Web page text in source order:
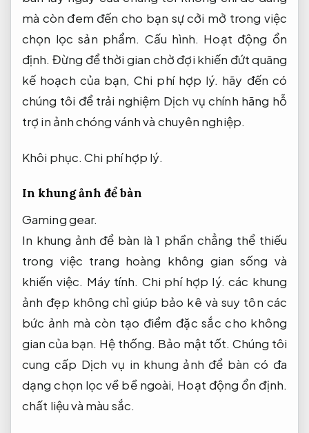
mà còn đem đến cho bạn sự cởi mở trong việc
chọn lọc sản phẩm. Cấu hình. Hoạt động ổn
định. Đừng để thời gian chờ đợi khiến đứt quãng
kế hoạch của bạn,Chi phí hợp lý. hãy đến có
chúng tôi để trải nghiệm Dịch vụ chính hãng hỗ
trợ in ảnh chóng vánh và chuyên nghiệp.
Khôi phục. Chi phí hợp lý.
In khung ảnh để bàn
Gaming gear.
In khung ảnh để bàn là 1 phần chẳng thể thiếu
trong việc trang hoàng không gian sống và
khiến việc. Máy tính. Chi phí hợp lý. các khung
ảnh đẹp không chỉ giúp bảo kê và suy tôn các
bức ảnh mà còn tạo điểm đặc sắc cho không
gian của bạn. Hệ thống. Bảo mật tốt. Chúng tôi
cung cấp Dịch vụ in khung ảnh để bàn có đa
dạng chọn lọc về bề ngoài, Hoạt động ổn định.
chất liệu và màu sắc.